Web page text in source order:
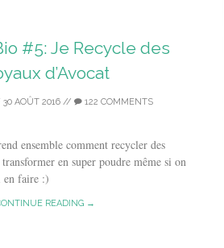
#5: Je Recycle des
d’Avocat
30 AOÛT 2016 // 122 COMMENTS
ensemble comment recycler des
en super poudre même si on
en faire :)
READING →